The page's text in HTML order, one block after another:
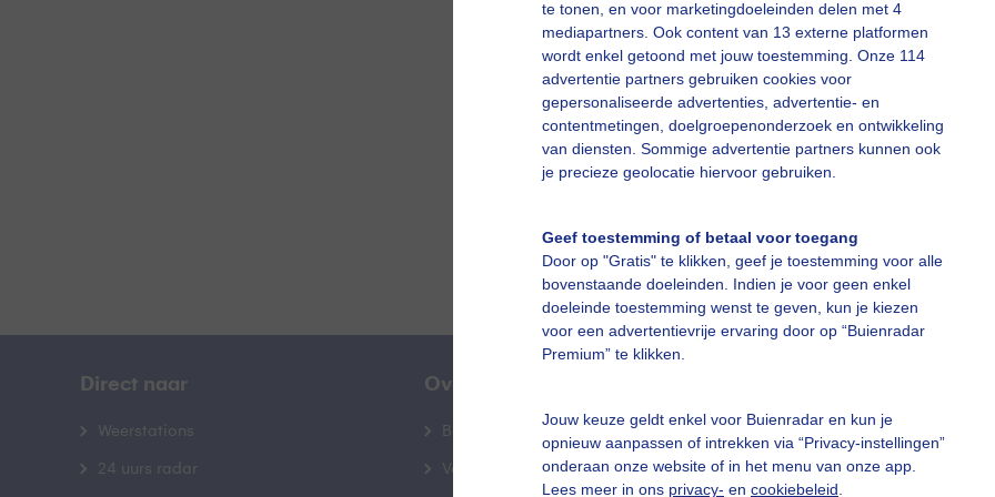
te tonen, en voor marketingdoeleinden delen met 4
mediapartners. Ook content van 13 externe platformen
wordt enkel getoond met jouw toestemming. Onze 114
advertentie partners gebruiken cookies voor
gepersonaliseerde advertenties, advertentie- en
contentmetingen, doelgroepenonderzoek en ontwikkeling
van diensten. Sommige advertentie partners kunnen ook
je precieze geolocatie hiervoor gebruiken.
Geef toestemming of betaal voor toegang
Door op "Gratis" te klikken, geef je toestemming voor alle
bovenstaande doeleinden. Indien je voor geen enkel
doeleinde toestemming wenst te geven, kun je kiezen
voor een advertentievrije ervaring door op “Buienradar
Premium” te klikken.
Jouw keuze geldt enkel voor Buienradar en kun je
opnieuw aanpassen of intrekken via “Privacy-instellingen”
onderaan onze website of in het menu van onze app.
Lees meer in ons privacy- en cookiebeleid
Ochtendgloren
Bekijk slideshow
Een moment
Direct naar
Weerstations
24 uurs radar
Over Buienradar
Bedrijfsgegevens
Veelgestelde vragen